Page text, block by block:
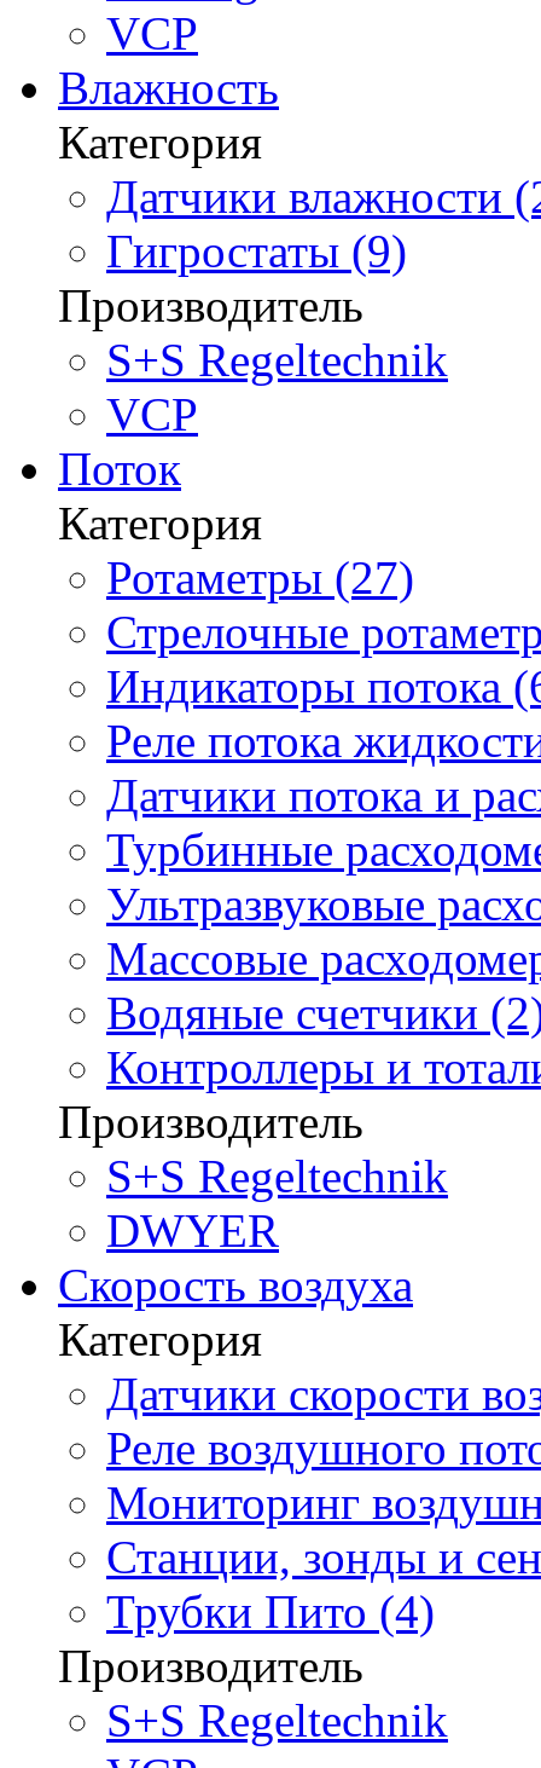
VCP
Влажность
Категория
Датчики влажности
Гигростаты (9)
Производитель
S+S Regeltechnik
VCP
Поток
Категория
Ротаметры (27)
Стрелочные
Индикаторы потока
Реле потока
Датчики потока и
Турбинные
Ультразвуковые
Массовые
Водяные счетчики
Контроллеры и
Производитель
S+S Regeltechnik
DWYER
Скорость воздуха
Категория
Датчики скорости
Реле воздушного
Мониторинг
Станции, зонды и
Трубки Пито (4)
Производитель
S+S Regeltechnik